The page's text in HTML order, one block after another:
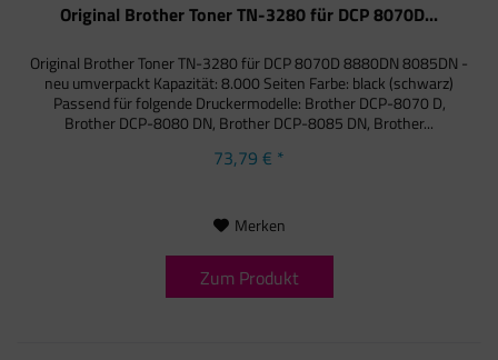
Original Brother Toner TN-3280 für DCP 8070D...
Original Brother Toner TN-3280 für DCP 8070D 8880DN 8085DN -
neu umverpackt Kapazität: 8.000 Seiten Farbe: black (schwarz)
Passend für folgende Druckermodelle: Brother DCP-8070 D,
Brother DCP-8080 DN, Brother DCP-8085 DN, Brother...
73,79 € *
Merken
Zum Produkt